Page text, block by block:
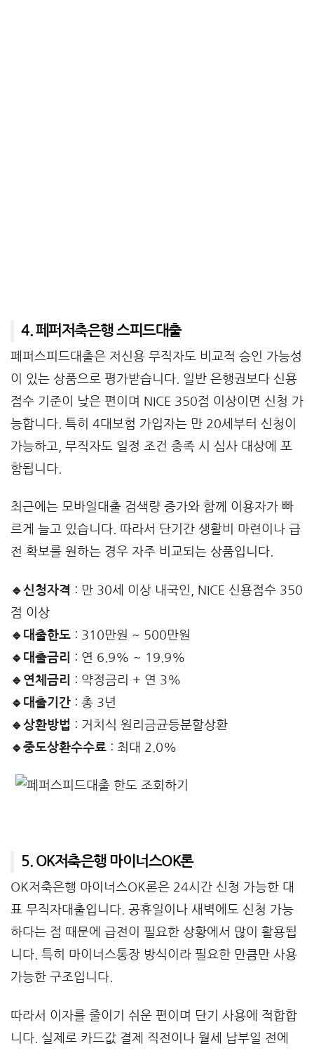
4. 페퍼저축은행 스피드대출
페퍼스피드대출은 저신용 무직자도 비교적 승인 가능성
이 있는 상품으로 평가받습니다. 일반 은행권보다 신용
점수 기준이 낮은 편이며 NICE 350점 이상이면 신청 가
능합니다. 특히 4대보험 가입자는 만 20세부터 신청이
가능하고, 무직자도 일정 조건 충족 시 심사 대상에 포
함됩니다.
최근에는 모바일대출 검색량 증가와 함께 이용자가 빠
르게 늘고 있습니다. 따라서 단기간 생활비 마련이나 급
전 확보를 원하는 경우 자주 비교되는 상품입니다.
🔹신청자격 : 만 30세 이상 내국인, NICE 신용점수 350
점 이상
🔹대출한도 : 310만원 ~ 500만원
🔹대출금리
: 연 6.9% ~ 19.9%
🔹연체금리
: 약정금리 + 연 3%
🔹대출기간 : 총 3년
🔹상환방법 : 거치식 원리금균등분할상환
🔹중도상환수수료 : 최대 2.0%
5. OK저축은행 마이너스OK론
OK저축은행 마이너스OK론은 24시간 신청 가능한 대
표 무직자대출입니다. 공휴일이나 새벽에도 신청 가능
하다는 점 때문에 급전이 필요한 상황에서 많이 활용됩
니다. 특히 마이너스통장 방식이라 필요한 만큼만 사용
가능한 구조입니다.
따라서 이자를 줄이기 쉬운 편이며 단기 사용에 적합합
니다. 실제로 카드값 결제 직전이나 월세 납부일 전에